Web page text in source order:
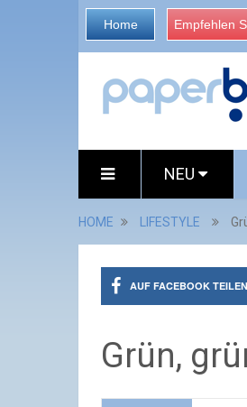
Home Empfehlen
NEU
HOME LIFESTYLE
AUF FACEBOOK TEILEN
Grün,